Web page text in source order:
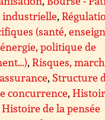
industrielle,
(santé,
politique de
,Risques,
, Structure
concurrence,
Histoire de la pensée